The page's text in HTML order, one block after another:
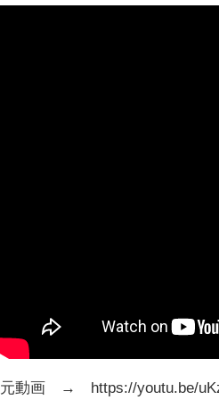
元動画 → https://youtu.be/